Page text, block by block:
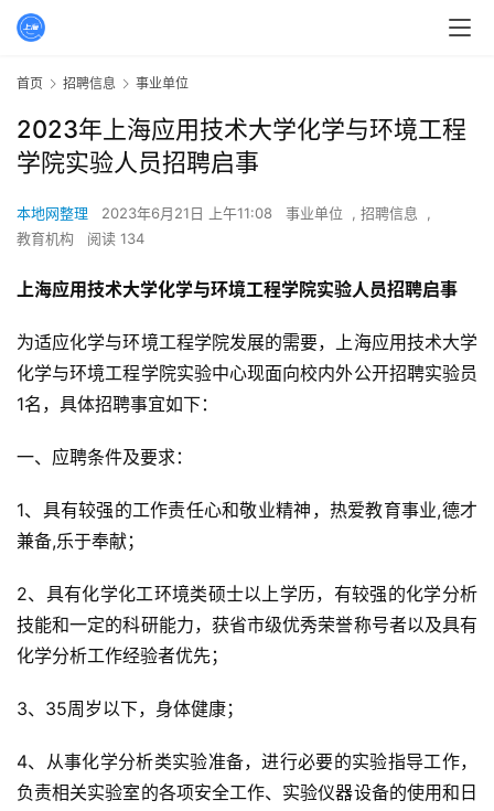
首页 招聘信息 事业单位
2023年上海应用技术大学化学与环境工程
学院实验人员招聘启事
本地网整理 2023年6月21日 上午11:08 事业单位 , 招聘信息
,
教育机构
阅读 134
上海应用技术大学化学与环境工程学院实验人员招聘启事
为适应化学与环境工程学院发展的需要，上海应用技术大学
化学与环境工程学院实验中心现面向校内外公开招聘实验员
1名，具体招聘事宜如下：
一、应聘条件及要求：
1、具有较强的工作责任心和敬业精神，热爱教育事业,德才
兼备,乐于奉献；
2、具有化学化工环境类硕士以上学历，有较强的化学分析
技能和一定的科研能力，获省市级优秀荣誉称号者以及具有
化学分析工作经验者优先；
3、35周岁以下，身体健康；
4、从事化学分析类实验准备，进行必要的实验指导工作，
负责相关实验室的各项安全工作、实验仪器设备的使用和日